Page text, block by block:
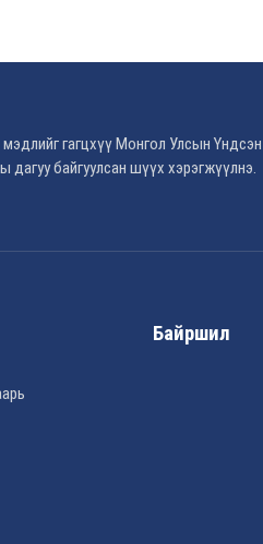
гагцхүү Монгол Улсын Үндсэн
дагуу байгуулсан шүүх хэрэгжүүлнэ.
Байршил